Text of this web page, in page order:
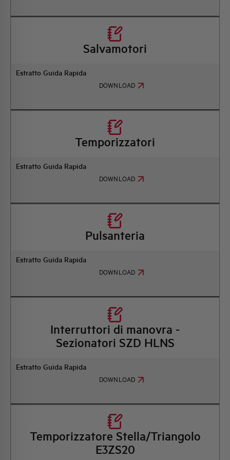
Salvamotori
Estratto Guida Rapida
DOWNLOAD
Temporizzatori
Estratto Guida Rapida
DOWNLOAD
Pulsanteria
Estratto Guida Rapida
DOWNLOAD
Interruttori di manovra -
Sezionatori SZD HLNS
Estratto Guida Rapida
DOWNLOAD
Temporizzatore Stella/Triangolo
E3ZS20